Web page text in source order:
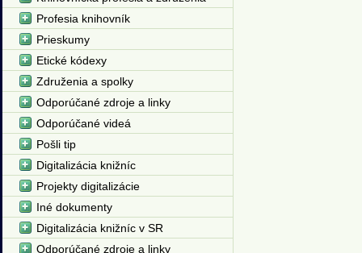
Profesia knihovník
Prieskumy
Etické kódexy
Združenia a spolky
Odporúčané zdroje a linky
Odporúčané videá
Pošli tip
Digitalizácia knižníc
Projekty digitalizácie
Iné dokumenty
Digitalizácia knižníc v SR
Odporúčané zdroje a linky